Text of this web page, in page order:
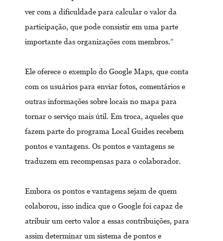
ver com a dificuldade para calcular o valor da
participação, que pode consistir em uma parte
importante das organizações com membros.”
Ele oferece o exemplo do Google Maps, que conta
com os usuários para enviar fotos, comentários e
outras informações sobre locais no mapa para
tornar o serviço mais útil. Em troca, aqueles que
fazem parte do programa Local Guides recebem
pontos e vantagens. Os pontos e vantagens se
traduzem em recompensas para o colaborador.
Embora os pontos e vantagens sejam de quem
colaborou, isso indica que o Google foi capaz de
atribuir um certo valor a essas contribuições, para
assim determinar um sistema de pontos e